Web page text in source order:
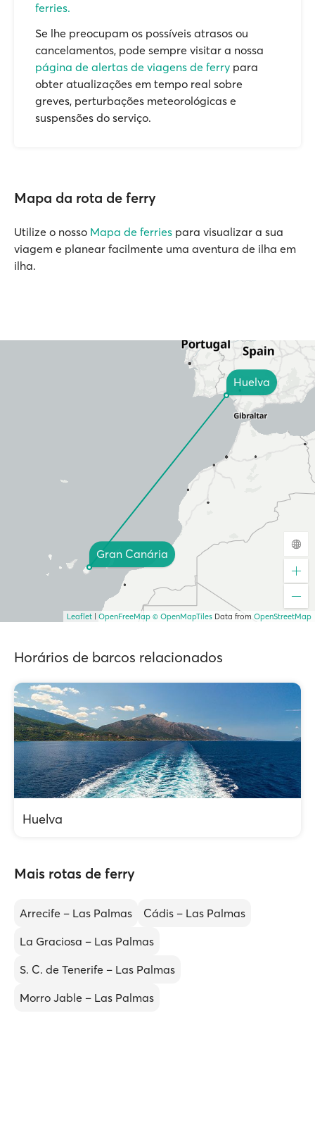
ferries.
Se lhe preocupam os possíveis atrasos ou
cancelamentos, pode sempre visitar a nossa
página de alertas de viagens de ferry para
obter atualizações em tempo real sobre
greves, perturbações meteorológicas e
suspensões do serviço.
Mapa da rota de ferry
Utilize o nosso Mapa de ferries para visualizar a sua
viagem e planear facilmente uma aventura de ilha em
ilha.
Huelva
Gran Canária
Leaflet OpenFreeMap © OpenMapTiles Data from OpenStreetMap
Horários de barcos relacionados
Huelva
Mais rotas de ferry
Arrecife – Las Palmas
Cádis – Las Palmas
La Graciosa – Las Palmas
S. C. de Tenerife – Las Palmas
Morro Jable – Las Palmas